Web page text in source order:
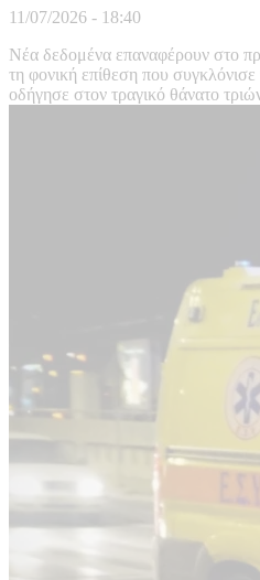
11/07/2026 - 18:40
Νέα δεδομένα επαναφέρουν στο
τη φονική επίθεση που
οδήγησε στον τραγικό θάνατο